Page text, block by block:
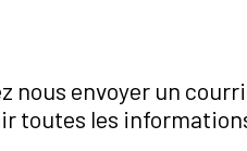
envoyer un
toutes les